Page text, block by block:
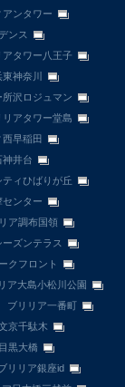
ンタワー
ンス
アタワー八王子
神奈川
沢ロジュマン
リアタワー堂島
早稲田
神井台
ティひばりが丘
センター
ア調布国領
ズンテラス
クフロント
ア大島小松川公園
ブリリア一番町
京千駄木
黒大橋
リリア銀座id